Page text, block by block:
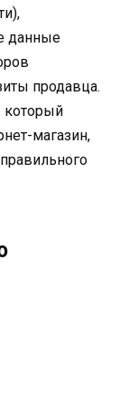
данные
продавца.
который
магазин,